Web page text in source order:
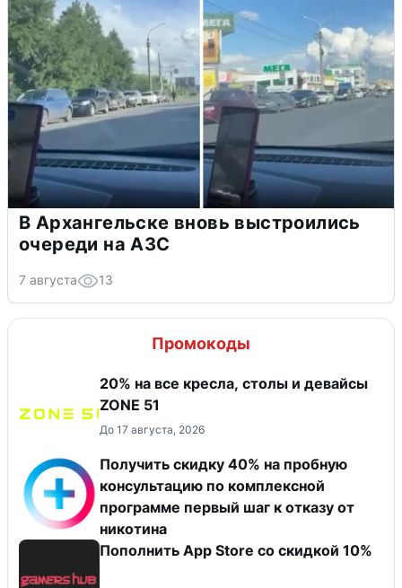
В Архангельске вновь выстроились
очереди на АЗС
7 августа 13
Промокоды
20% на все кресла, столы и девайсы
ZONE 51
До 17 августа, 2026
Получить скидку 40% на пробную
консультацию по комплексной
программе первый шаг к отказу от
никотина
Пополнить App Store со скидкой 10%